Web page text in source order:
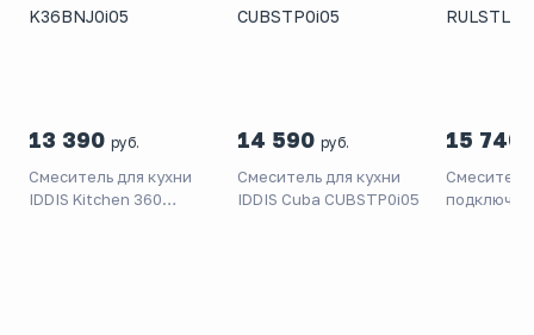
13 390 руб.
Смеситель для кухни
IDDIS Kitchen 360
14 590 руб.
Смеситель для кухни
IDDIS Cuba CUBSTP0i05
15 740
Смеситель